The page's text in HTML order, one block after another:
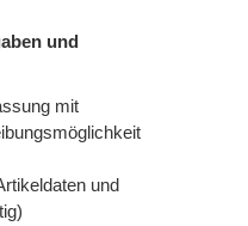
und
mit
und